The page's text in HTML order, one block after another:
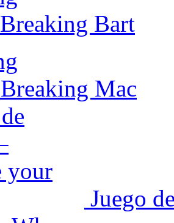
Breaking Bart
Breaking Mac
Juego